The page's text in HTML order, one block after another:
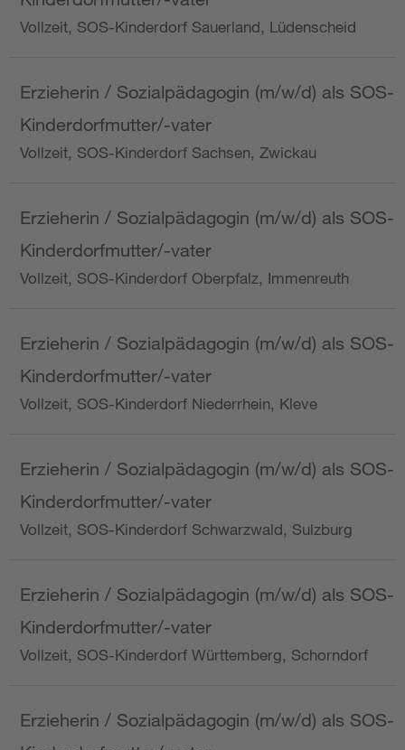
Vollzeit, SOS-Kinderdorf Sauerland, Lüdenscheid
Erzieherin / Sozialpädagogin (m/w/d) als SOS-
Kinderdorfmutter/-vater
Vollzeit, SOS-Kinderdorf Sachsen, Zwickau
Erzieherin / Sozialpädagogin (m/w/d) als SOS-
Kinderdorfmutter/-vater
Vollzeit, SOS-Kinderdorf Oberpfalz, Immenreuth
Erzieherin / Sozialpädagogin (m/w/d) als SOS-
Kinderdorfmutter/-vater
Vollzeit, SOS-Kinderdorf Niederrhein, Kleve
Erzieherin / Sozialpädagogin (m/w/d) als SOS-
Kinderdorfmutter/-vater
Vollzeit, SOS-Kinderdorf Schwarzwald, Sulzburg
Erzieherin / Sozialpädagogin (m/w/d) als SOS-
Kinderdorfmutter/-vater
Vollzeit, SOS-Kinderdorf Württemberg, Schorndorf
Erzieherin / Sozialpädagogin (m/w/d) als SOS-